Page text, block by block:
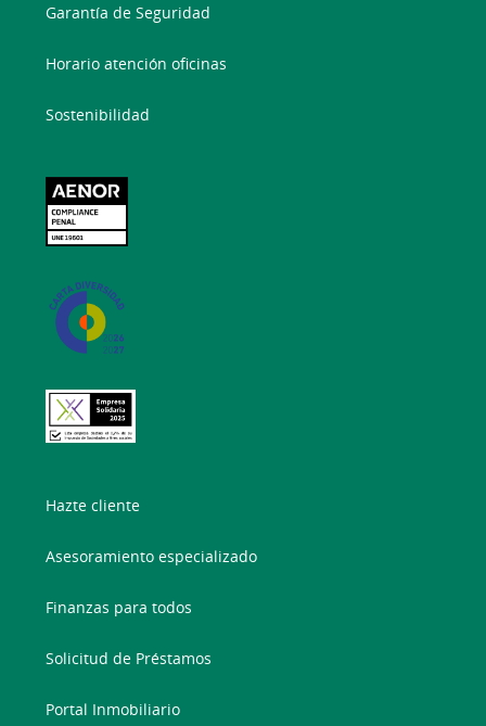
Garantía de Seguridad
Horario atención oficinas
Sostenibilidad
Hazte cliente
Asesoramiento especializado
Finanzas para todos
Solicitud de Préstamos
Portal Inmobiliario